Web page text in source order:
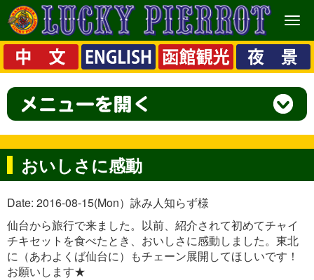
メ
ニ
ュ
ー
おいしさに感動
Date: 2016-08-15(Mon）詠み人知らず様
仙台から旅行で来ました。以前、紹介されて初めてチャイ
チキセットを食べたとき、おいしさに感動しました。東北
に（あわよくば仙台に）もチェーン展開してほしいです！
お願いします★